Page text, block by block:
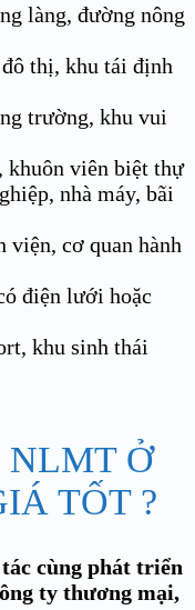
làng, đường nông
thị, khu tái định
trường, khu vui
khuôn viên biệt thự
nhà máy, bãi
viện, cơ quan hành
điện lưới hoặc
khu sinh thái
NLMT Ở
TỐT ?
cùng phát triển
ty thương mại,